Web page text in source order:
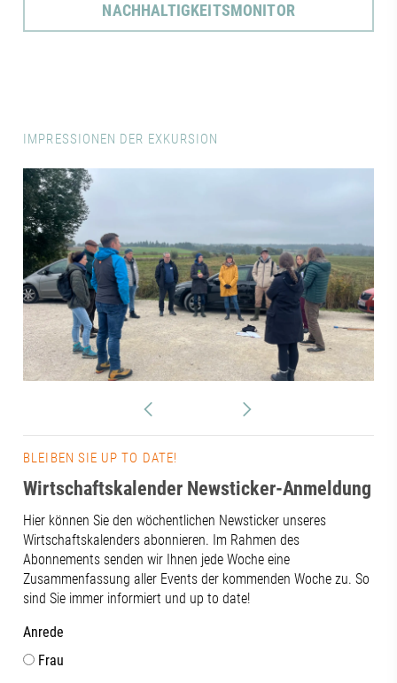
NACHHALTIGKEITSMONITOR
IMPRESSIONEN DER EXKURSION
BLEIBEN SIE UP TO DATE!
Wirtschaftskalender Newsticker-Anmeldung
Hier können Sie den wöchentlichen Newsticker unseres
Wirtschaftskalenders abonnieren. Im Rahmen des
Abonnements senden wir Ihnen jede Woche eine
Zusammenfassung aller Events der kommenden Woche zu. So
sind Sie immer informiert und up to date!
Anrede
Frau